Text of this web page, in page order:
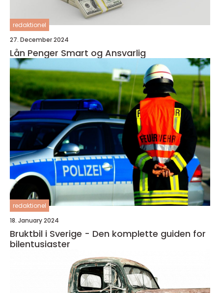
redaktionel
27. December 2024
Lån Penger Smart og Ansvarlig
redaktionel
18. January 2024
Bruktbil i Sverige - Den komplette guiden for
bilentusiaster